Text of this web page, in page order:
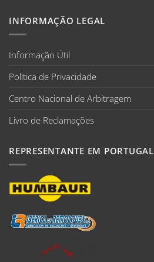
INFORMAÇÃO LEGAL
Informação Útil
Politica de Privacidade
Centro Nacional de Arbitragem
Livro de Reclamações
REPRESENTANTE EM PORTUGAL